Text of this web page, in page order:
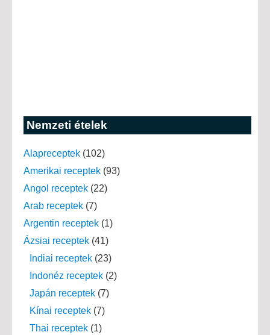
Nemzeti ételek
Alapreceptek(102)
Amerikai receptek(93)
Angol receptek(22)
Arab receptek(7)
Argentin receptek(1)
Ázsiai receptek(41)
Indiai receptek(23)
Indonéz receptek(2)
Japán receptek(7)
Kínai receptek(7)
Thai receptek(1)